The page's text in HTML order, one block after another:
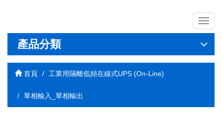
導
覽
列
關
產品分類
首頁 工業用隔離低頻在線式UPS (On-Line)
單相輸入_單相輸出